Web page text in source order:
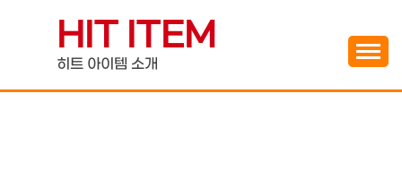
contentHIT ITEM
히트 아이템 소개